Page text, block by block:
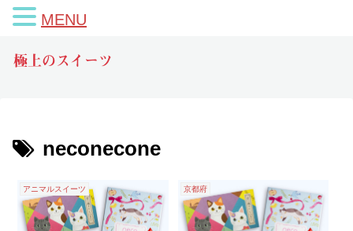
極上のスイーツ
neconecone
アニマルスイーツ 京都府
MENU